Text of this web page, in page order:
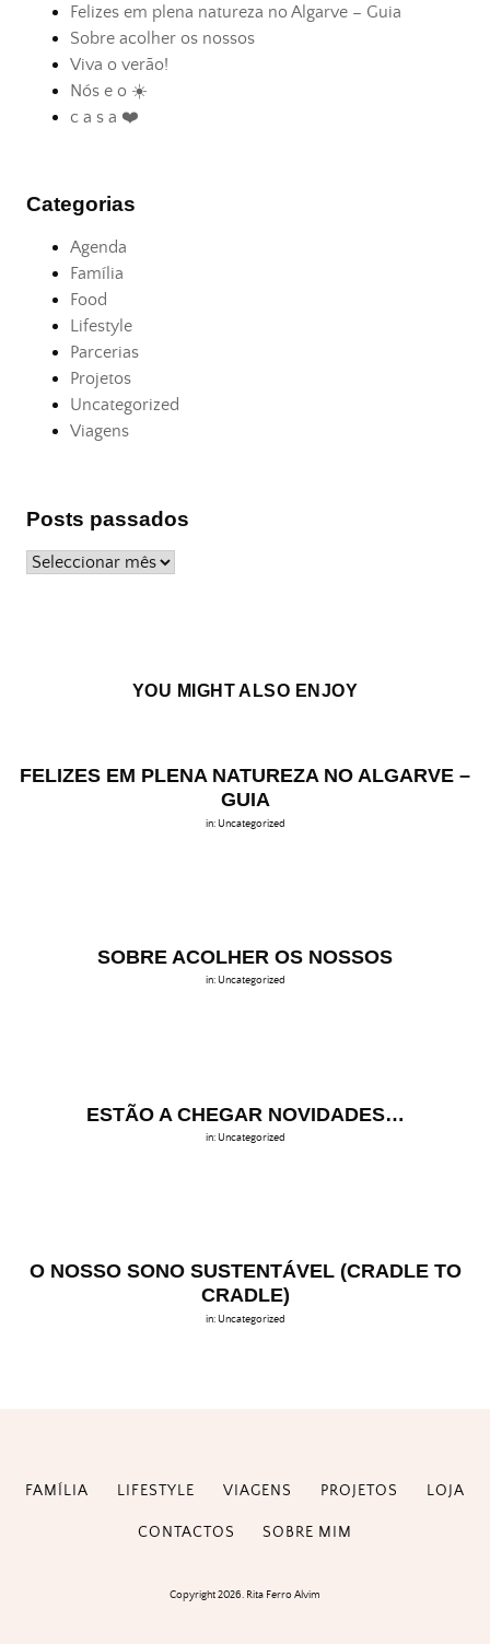
Felizes em plena natureza no Algarve – Guia
Sobre acolher os nossos
Viva o verão!
Nós e o ☀️
c a s a ❤️
Categorias
Agenda
Família
Food
Lifestyle
Parcerias
Projetos
Uncategorized
Viagens
Posts passados
Posts
YOU MIGHT ALSO ENJOY
FELIZES EM PLENA NATUREZA NO ALGARVE –
GUIA
in: Uncategorized
SOBRE ACOLHER OS NOSSOS
in: Uncategorized
ESTÃO A CHEGAR NOVIDADES…
in: Uncategorized
O NOSSO SONO SUSTENTÁVEL (CRADLE TO
CRADLE)
in: Uncategorized
FAMÍLIA LIFESTYLE VIAGENS PROJETOS LOJA
CONTACTOS SOBRE MIM
Copyright 2026. Rita Ferro Alvim